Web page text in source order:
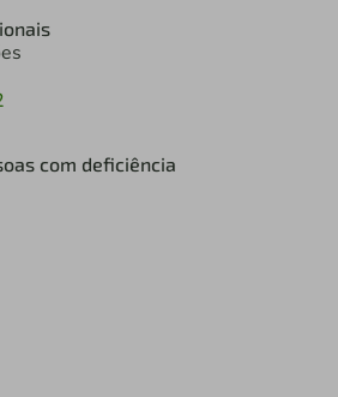
com deficiência